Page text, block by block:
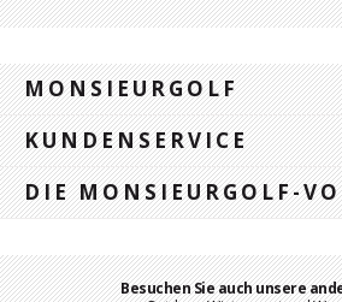
MONSIEURGOLF
KUNDENSERVICE
DIE MONSIEURGOLF-
Besuchen Sie auch unsere